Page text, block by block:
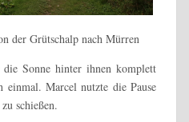
Sonne hinter ihnen komplett
einmal. Marcel nutzte die Pause
schießen.